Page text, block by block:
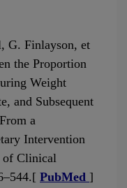
G. Finlayson, et
the Proportion
Weight
and Subsequent
a
Intervention
of Clinical
PubMed ]